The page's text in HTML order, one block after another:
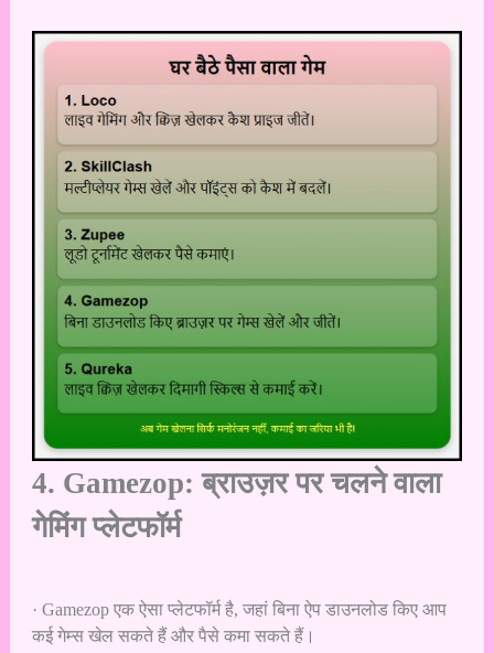
4. Gamezop: ब्राउज़र पर चलने वाला
गेमिंग प्लेटफॉर्म
· Gamezop एक ऐसा प्लेटफॉर्म है, जहां बिना ऐप डाउनलोड किए आप
कई गेम्स खेल सकते हैं और पैसे कमा सकते हैं।